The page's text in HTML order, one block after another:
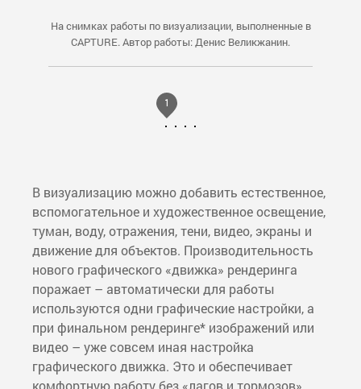
На снимках работы по визуализации, выполненные в
CAPTURE. Автор работы: Денис Великжанин.
В визуализацию можно добавить естественное,
вспомогательное и художественное освещение,
туман, воду, отражения, тени, видео, экраны и
движение для объектов. Производительность
нового графического «движка» рендеринга
поражает – автоматически для работы
используются одни графические настройки, а
при финальном рендеринге* изображений или
видео – уже совсем иная настройка
графического движка. Это и обеспечивает
комфортную работу без «лагов и тормозов».